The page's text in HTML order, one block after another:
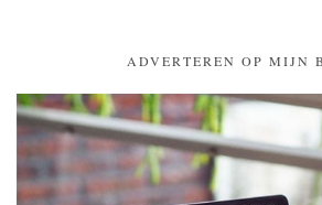
ADVERTEREN OP MIJN